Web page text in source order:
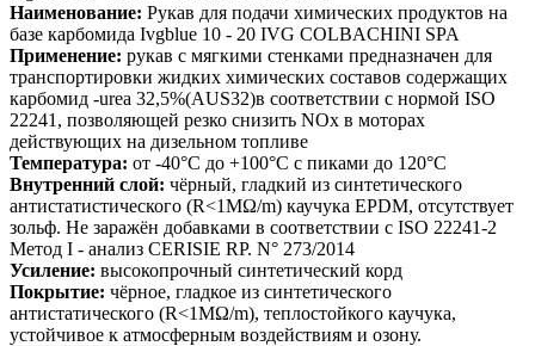
Наименование: Рукав для подачи химических продуктов на
базе карбомида Ivgblue 10 - 20 IVG COLBACHINI SPA
Применение: рукав с мягкими стенками предназначен для
транспортировки жидких химических составов содержащих
карбомид -urea 32,5%(AUS32)в соответствии с нормой ISO
22241, позволяющей резко снизить NOx в моторах
действующих на дизельном топливе
Температура: от -40°C до +100°C с пиками до 120°C
Внутренний слой: чёрный, гладкий из синтетического
антистатистического (R<1MΩ/m) каучука EPDM, отсутствует
зольф. Не заражён добавками в соответствии с ISO 22241-2
Метод I - анализ CERISIE RP. N° 273/2014
Усиление: высокопрочный синтетический корд
Покрытие: чёрное, гладкое из синтетического
антистатического (R<1MΩ/m), теплостойкого каучука,
устойчивое к атмосферным воздействиям и озону.